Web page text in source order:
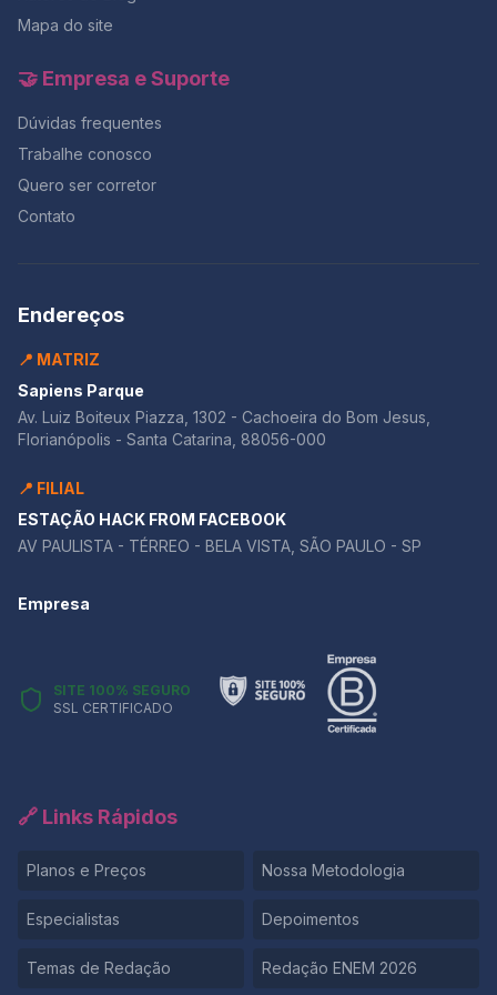
Mapa do site
🤝 Empresa e Suporte
Dúvidas frequentes
Trabalhe conosco
Quero ser corretor
Contato
Endereços
📍 MATRIZ
Sapiens Parque
Av. Luiz Boiteux Piazza, 1302 - Cachoeira do Bom Jesus,
Florianópolis - Santa Catarina, 88056-000
📍 FILIAL
ESTAÇÃO HACK FROM FACEBOOK
AV PAULISTA - TÉRREO - BELA VISTA, SÃO PAULO - SP
Empresa
SITE 100% SEGURO
SSL CERTIFICADO
🔗 Links Rápidos
Planos e Preços Nossa Metodologia
Especialistas Depoimentos
Temas de Redação Redação ENEM 2026